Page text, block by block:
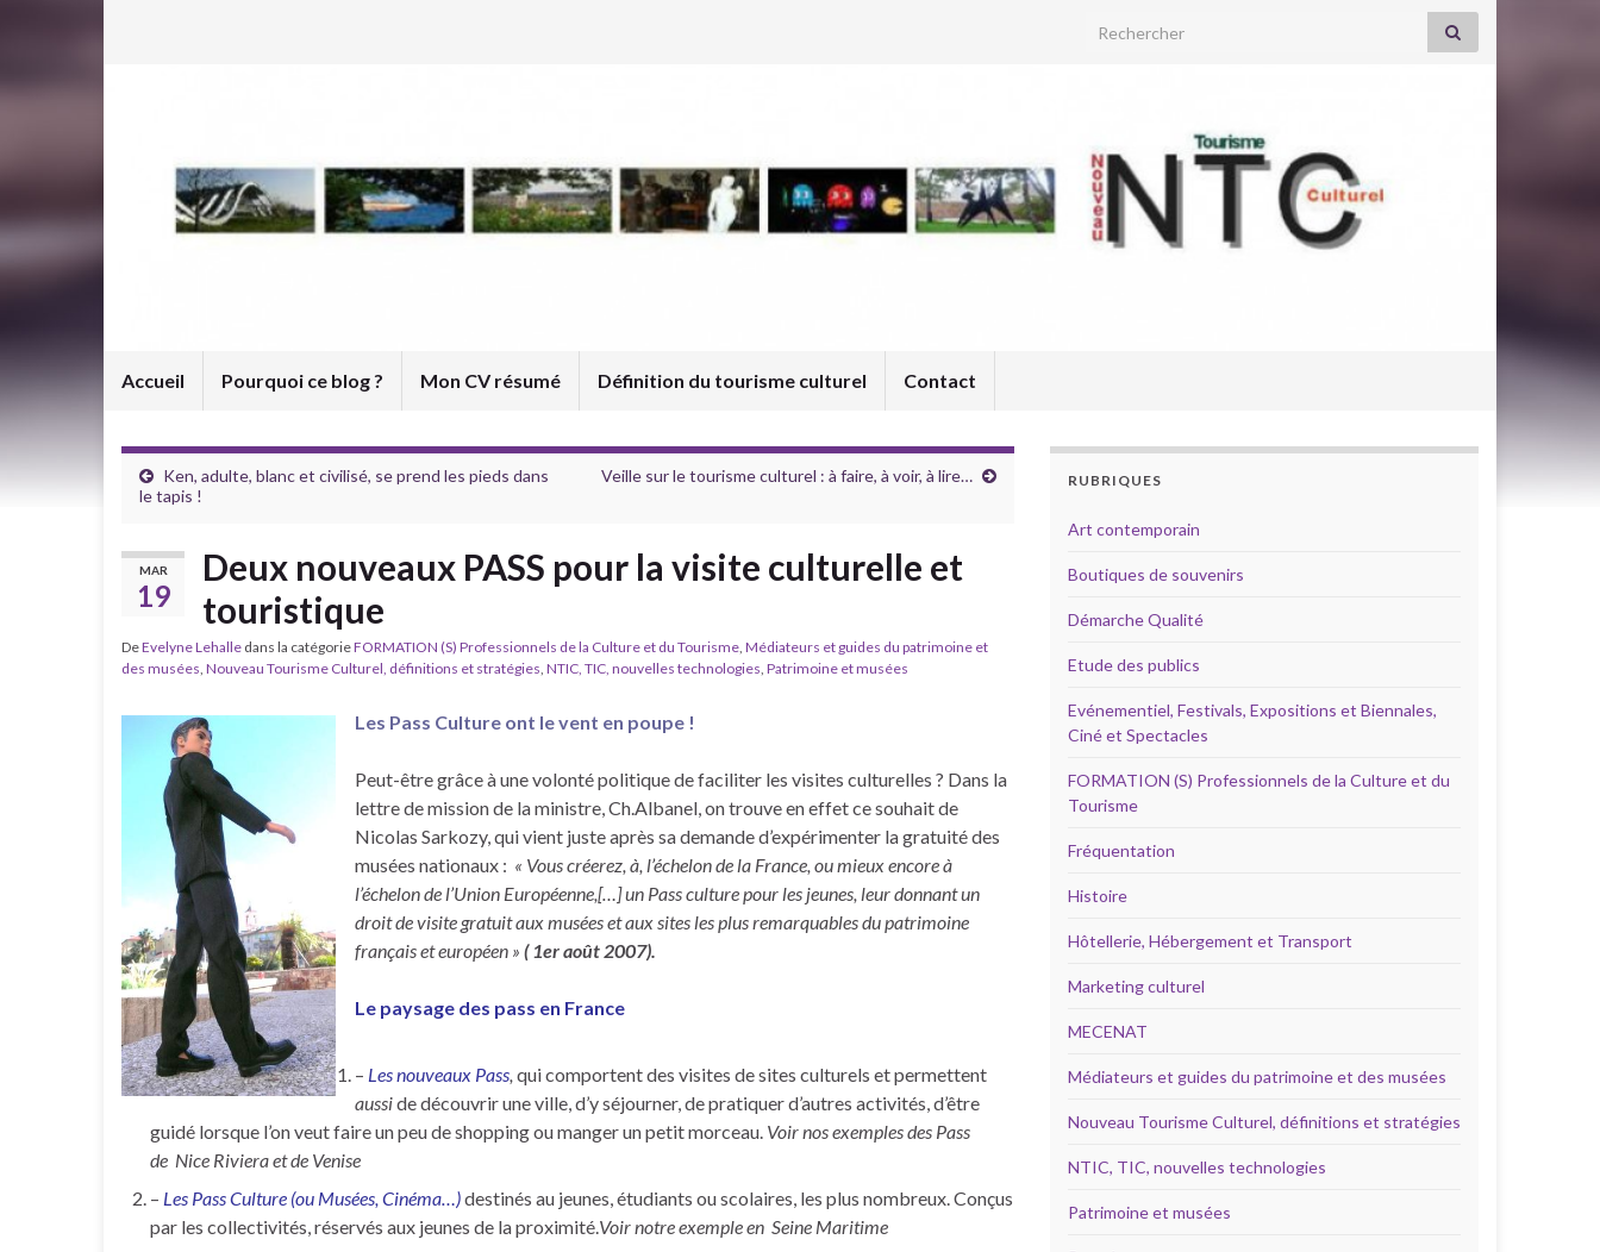
Search for:
Accueil Pourquoi ce blog ? Mon CV résumé Définition du tourisme culturel Contact
Ken, adulte, blanc et civilisé, se prend les pieds dans
le tapis !
Veille sur le tourisme culturel : à faire, à voir, à lire…
MAR
19
Deux nouveaux PASS pour la visite culturelle et
touristique
DeEvelyne Lehalle dans la catégorieFORMATION (S) Professionnels de la Culture et du Tourisme, Médiateurs et guides du patrimoine et
des musées, Nouveau Tourisme Culturel, définitions et stratégies, NTIC, TIC, nouvelles technologies, Patrimoine et musées
Les Pass Culture ont le vent en poupe !
Peut-être grâce à une volonté politique de faciliter les visites culturelles ? Dans la
lettre de mission de la ministre, Ch.Albanel, on trouve en effet ce souhait de
Nicolas Sarkozy, qui vient juste après sa demande d’expérimenter la gratuité des
musées nationaux : « Vous créerez, à, l’échelon de la France, ou mieux encore à
l’échelon de l’Union Européenne,[…] un Pass culture pour les jeunes, leur donnant un
droit de visite gratuit aux musées et aux sites les plus remarquables du patrimoine
français et européen » ( 1er août 2007).
Le paysage des pass en France
– Les nouveaux Pass, qui comportent des visites de sites culturels et permettent
ausside découvrir une ville, d’y séjourner, de pratiquer d’autres activités, d’être
guidé lorsque l’on veut faire un peu de shopping ou manger un petit morceau. Voir nos exemples des Pass
de Nice Riviera et de Venise
– Les Pass Culture (ou Musées, Cinéma…)destinés au jeunes, étudiants ou scolaires, les plus nombreux. Conçus
par les collectivités, réservés aux jeunes de la proximité.Voir notre exemple en Seine Maritime
RUBRIQUES
Art contemporain
Boutiques de souvenirs
Démarche Qualité
Etude des publics
Evénementiel, Festivals, Expositions et Biennales,
Ciné et Spectacles
FORMATION (S) Professionnels de la Culture et du
Tourisme
Fréquentation
Histoire
Hôtellerie, Hébergement et Transport
Marketing culturel
MECENAT
Médiateurs et guides du patrimoine et des musées
Nouveau Tourisme Culturel, définitions et stratégies
NTIC, TIC, nouvelles technologies
Patrimoine et musées